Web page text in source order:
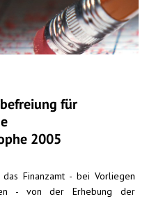
für
2005
Finanzamt - bei Vorliegen
- von der Erhebung der